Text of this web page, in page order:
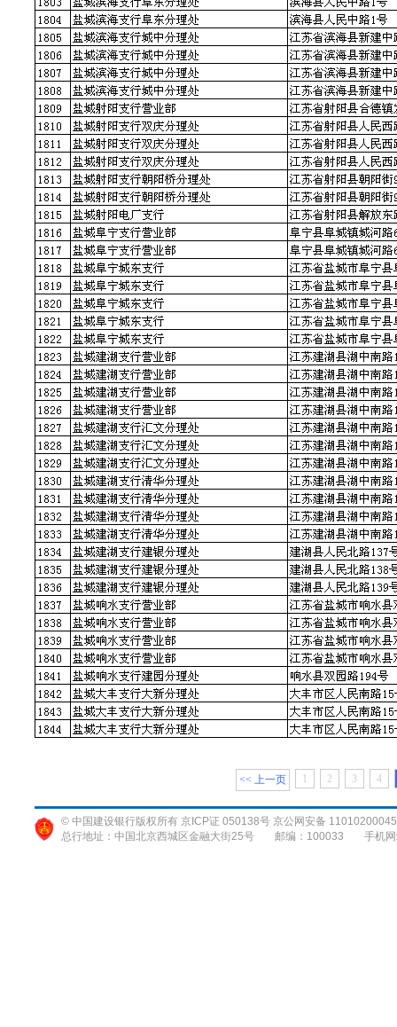
<< 上一页 1 2 3 4
© 中国建设银行版权所有 京ICP证 050138号 京公网安备
总行地址：中国北京西城区金融大街25号
邮编：100033 手机